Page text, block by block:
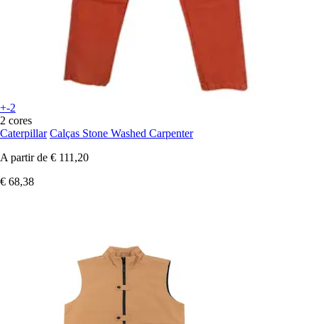
+-2
2 cores
Caterpillar Calças Stone Washed Carpenter
A partir de € 111,20
€ 68,38